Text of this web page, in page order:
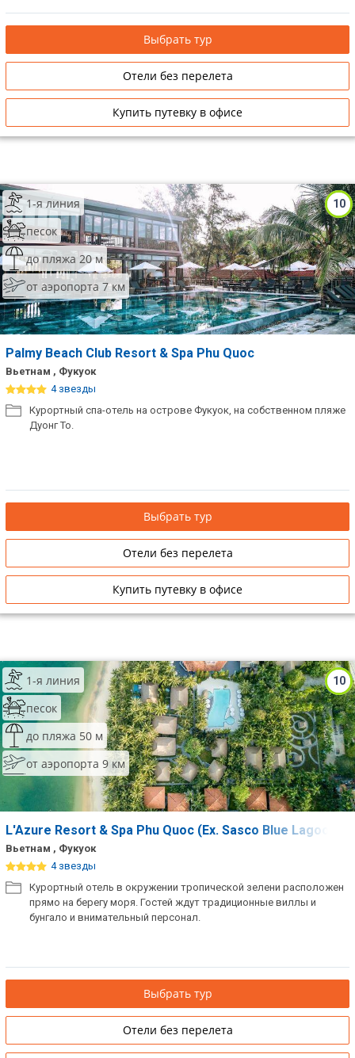
от безмятежной обстановки спа-салона до ресторанов и бара у
пейзажного бассейна с видом на нетронутую береговую линию и
бирюзовые воды окаймленного кораллами залива.
Выбрать тур
Отели без перелета
Купить путевку в офисе
10
1-я линия
песок
до пляжа 20 м
от аэропорта 7 км
Palmy Beach Club Resort & Spa Phu Quoc
Вьетнам , Фукуок
4 звезды
Курортный спа-отель на острове Фукуок, на собственном пляже
Дуонг То.
Выбрать тур
Отели без перелета
Купить путевку в офисе
10
1-я линия
песок
до пляжа 50 м
от аэропорта 9 км
L'Azure Resort & Spa Phu Quoc (Ex. Sasco Blue Lagoon
Вьетнам , Фукуок
4 звезды
Курортный отель в окружении тропической зелени расположен
прямо на берегу моря. Гостей ждут традиционные виллы и
бунгало и внимательный персонал.
Выбрать тур
Отели без перелета